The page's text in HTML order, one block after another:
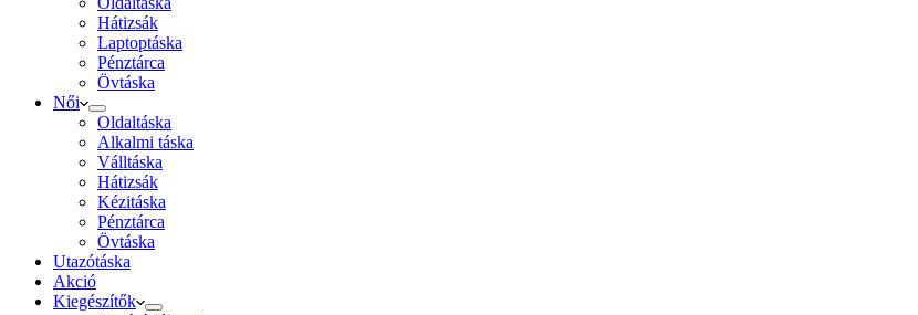
Hátizsák
Laptoptáska
Pénztárca
Övtáska
Női
Oldaltáska
Alkalmi táska
Válltáska
Hátizsák
Kézitáska
Pénztárca
Övtáska
Utazótáska
Akció
Kiegészítők